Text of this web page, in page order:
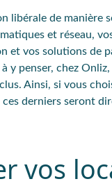
libérale de manière
et réseau,
et vos solutions de
y penser, chez
Ainsi, si vous
derniers seront
vos